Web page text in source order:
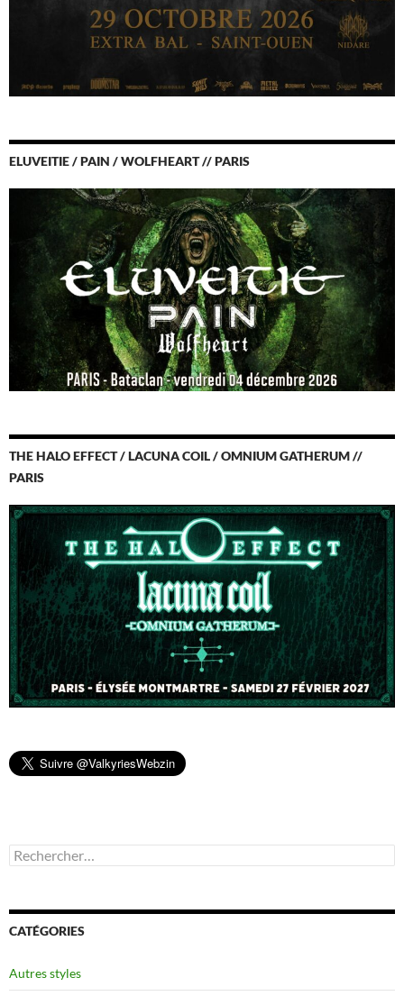
ELUVEITIE / PAIN / WOLFHEART // PARIS
THE HALO EFFECT / LACUNA COIL / OMNIUM GATHERUM //
PARIS
Rechercher :
CATÉGORIES
Autres styles